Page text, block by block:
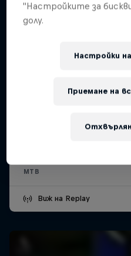
25 Юли 2026
MTB
Виж на Replay
"Настройките за
долу.
Настройки
Приемане на